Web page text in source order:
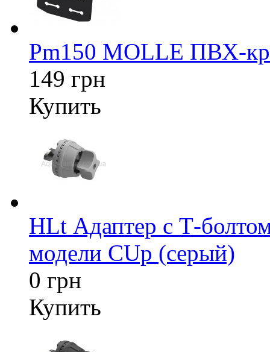
Pm150 MOLLE ПВХ-
149 грн
Купить
HLt Адаптер c Т-
модели CUp (серый)
0 грн
Купить